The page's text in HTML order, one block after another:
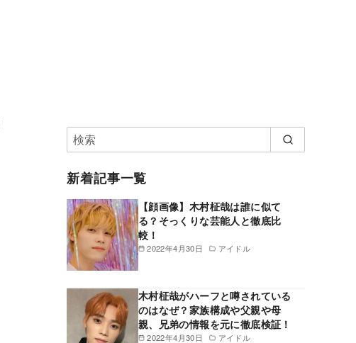
新着記事一覧
2022年4月30日 アイドル
【顔画像】木村柾哉は誰に似て
る？そっくりな芸能人と徹底比
較！
2022年4月30日 アイドル
木村柾哉がハーフと噂されている
のはなぜ？家族構成や父親や母
親、兄弟の情報を元に徹底検証！